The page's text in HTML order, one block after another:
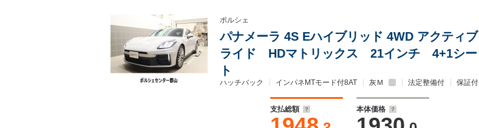
ポルシェ
パナメーラ 4S Eハイブリッド 4WD アクティブ
ライド HDマトリックス 21インチ 4+1シー
ト
ハッチバック インパネMTモード付8AT 灰Ｍ 法定整備付 保証付
支払総額 本体価格